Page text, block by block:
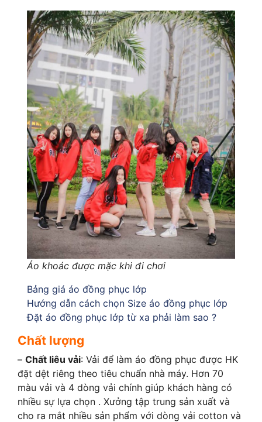
Áo khoác được mặc khi đi chơi
Bảng giá áo đồng phục lớp
Hướng dẫn cách chọn Size áo đồng phục lớp
Đặt áo đồng phục lớp từ xa phải làm sao ?
Chất lượng
– Chất liêu vải: Vải để làm áo đồng phục được HK
đặt dệt riêng theo tiêu chuẩn nhà máy. Hơn 70
màu vải và 4 dòng vải chính giúp khách hàng có
nhiều sự lựa chọn . Xưởng tập trung sản xuất và
cho ra mắt nhiều sản phẩm với dòng vải cotton và